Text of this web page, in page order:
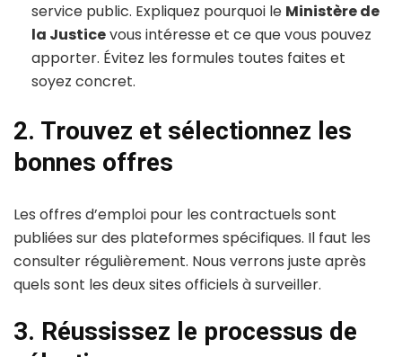
service public. Expliquez pourquoi le Ministère de
la Justicevous intéresse et ce que vous pouvez
apporter. Évitez les formules toutes faites et
soyez concret.
2. Trouvez et sélectionnez les
bonnes offres
Les offres d’emploi pour les contractuels sont
publiées sur des plateformes spécifiques. Il faut les
consulter régulièrement. Nous verrons juste après
quels sont les deux sites officiels à surveiller.
3. Réussissez le processus de